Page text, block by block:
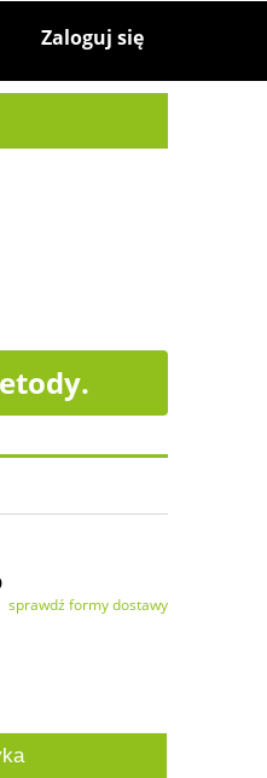
Zaloguj się
sprawdź formy dostawy